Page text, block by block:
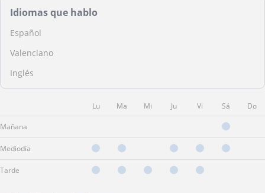
Idiomas que hablo
Español
Valenciano
Inglés
Lu Ma Mi Ju Vi Sá Do
Mañana
Mediodía
Tarde